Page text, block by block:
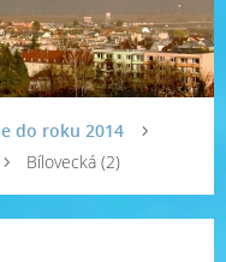
do roku 2014
Bílovecká (2)